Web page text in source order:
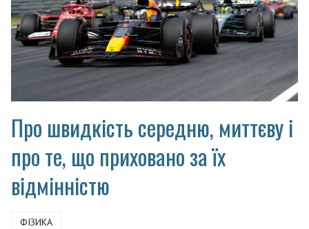
Про швидкість середню, миттєву і
про те, що приховано за їх
відмінністю
ФІЗИКА